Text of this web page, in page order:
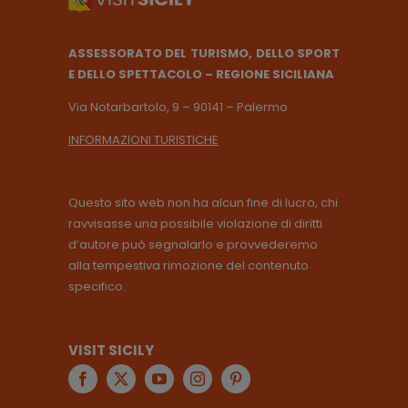
ASSESSORATO DEL TURISMO, DELLO SPORT
E DELLO SPETTACOLO – REGIONE SICILIANA
Via Notarbartolo, 9 – 90141 – Palermo
INFORMAZIONI TURISTICHE
Questo sito web non ha alcun fine di lucro, chi
ravvisasse una possibile violazione di diritti
d’autore può segnalarlo e provvederemo
alla tempestiva rimozione del contenuto
specifico.
VISIT SICILY